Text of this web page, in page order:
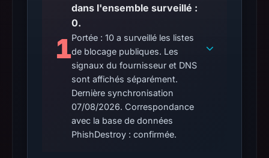
1
dans l'ensemble surveillé :
0.
Portée : 10 a surveillé les listes
de blocage publiques. Les
signaux du fournisseur et DNS
sont affichés séparément.
Dernière synchronisation
07/08/2026. Correspondance
avec la base de données
PhishDestroy : confirmée.